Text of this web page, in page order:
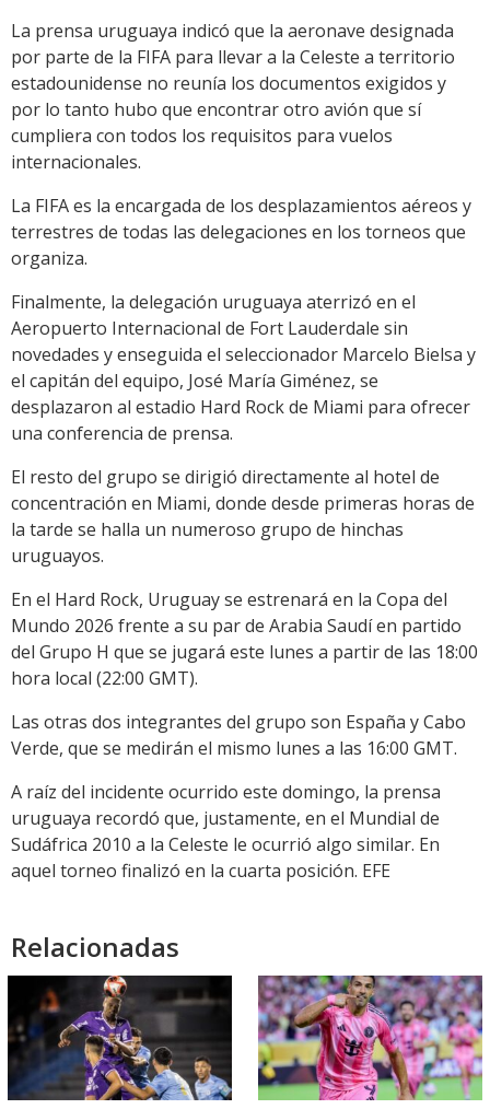
La prensa uruguaya indicó que la aeronave designada
por parte de la FIFA para llevar a la Celeste a territorio
estadounidense no reunía los documentos exigidos y
por lo tanto hubo que encontrar otro avión que sí
cumpliera con todos los requisitos para vuelos
internacionales.
La FIFA es la encargada de los desplazamientos aéreos y
terrestres de todas las delegaciones en los torneos que
organiza.
Finalmente, la delegación uruguaya aterrizó en el
Aeropuerto Internacional de Fort Lauderdale sin
novedades y enseguida el seleccionador Marcelo Bielsa y
el capitán del equipo, José María Giménez, se
desplazaron al estadio Hard Rock de Miami para ofrecer
una conferencia de prensa.
El resto del grupo se dirigió directamente al hotel de
concentración en Miami, donde desde primeras horas de
la tarde se halla un numeroso grupo de hinchas
uruguayos.
En el Hard Rock, Uruguay se estrenará en la Copa del
Mundo 2026 frente a su par de Arabia Saudí en partido
del Grupo H que se jugará este lunes a partir de las 18:00
hora local (22:00 GMT).
Las otras dos integrantes del grupo son España y Cabo
Verde, que se medirán el mismo lunes a las 16:00 GMT.
A raíz del incidente ocurrido este domingo, la prensa
uruguaya recordó que, justamente, en el Mundial de
Sudáfrica 2010 a la Celeste le ocurrió algo similar. En
aquel torneo finalizó en la cuarta posición. EFE
Relacionadas